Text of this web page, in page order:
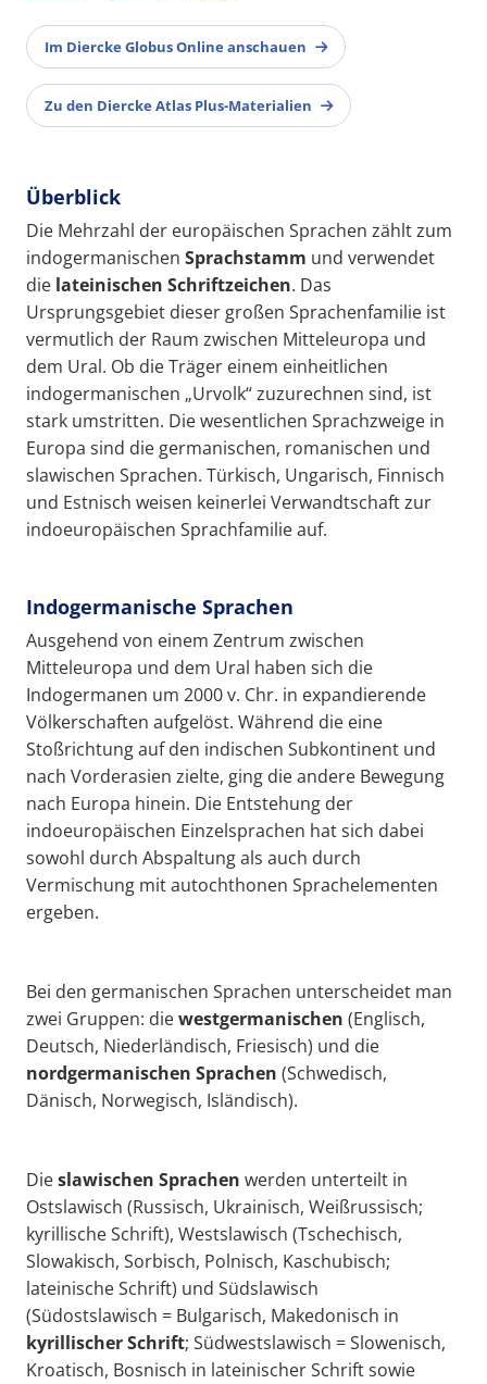
Im Diercke Globus Online anschauen
Zu den Diercke Atlas Plus-Materialien
Überblick
Die Mehrzahl der europäischen Sprachen zählt zum
indogermanischen Sprachstamm und verwendet
die lateinischen Schriftzeichen. Das
Ursprungsgebiet dieser großen Sprachenfamilie ist
vermutlich der Raum zwischen Mitteleuropa und
dem Ural. Ob die Träger einem einheitlichen
indogermanischen „Urvolk“ zuzurechnen sind, ist
stark umstritten. Die wesentlichen Sprachzweige in
Europa sind die germanischen, romanischen und
slawischen Sprachen. Türkisch, Ungarisch, Finnisch
und Estnisch weisen keinerlei Verwandtschaft zur
indoeuropäischen Sprachfamilie auf.
Indogermanische Sprachen
Ausgehend von einem Zentrum zwischen
Mitteleuropa und dem Ural haben sich die
Indogermanen um 2000 v. Chr. in expandierende
Völkerschaften aufgelöst. Während die eine
Stoßrichtung auf den indischen Subkontinent und
nach Vorderasien zielte, ging die andere Bewegung
nach Europa hinein. Die Entstehung der
indoeuropäischen Einzelsprachen hat sich dabei
sowohl durch Abspaltung als auch durch
Vermischung mit autochthonen Sprachelementen
ergeben.
Bei den germanischen Sprachen unterscheidet man
zwei Gruppen: diewestgermanischen (Englisch,
Deutsch, Niederländisch, Friesisch) und die
nordgermanischen Sprachen (Schwedisch,
Dänisch, Norwegisch, Isländisch).
Dieslawischen Sprachen werden unterteilt in
Ostslawisch (Russisch, Ukrainisch, Weißrussisch;
kyrillische Schrift), Westslawisch (Tschechisch,
Slowakisch, Sorbisch, Polnisch, Kaschubisch;
lateinische Schrift) und Südslawisch
(Südostslawisch = Bulgarisch, Makedonisch in
kyrillischer Schrift; Südwestslawisch = Slowenisch,
Kroatisch, Bosnisch in lateinischer Schrift sowie